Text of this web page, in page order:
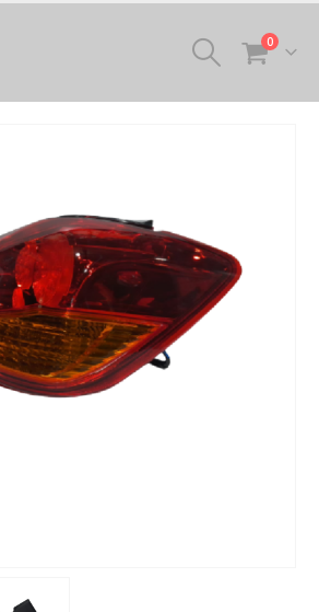
0